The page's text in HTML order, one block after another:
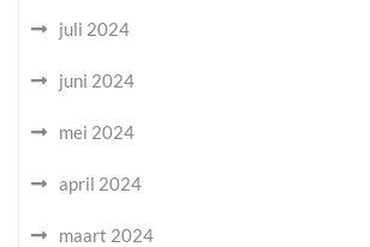
juli 2024
juni 2024
mei 2024
april 2024
maart 2024